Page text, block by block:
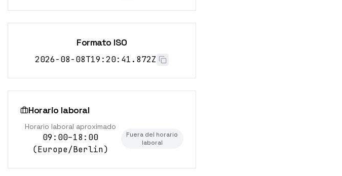
Formato ISO
2026-08-08T19:20:42.872Z
Horario laboral
Horario laboral aproximado
09:00–18:00
(Europe/Berlin)
Fuera del horario
laboral